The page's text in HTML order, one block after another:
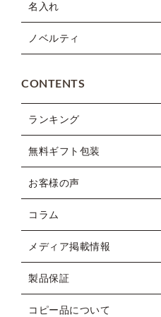
名入れ
ノベルティ
CONTENTS
ランキング
無料ギフト包装
お客様の声
コラム
メディア掲載情報
製品保証
コピー品について